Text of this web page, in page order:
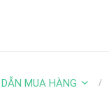
MUA HÀNG